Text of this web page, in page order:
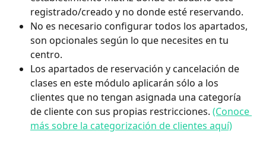
registrado/creado y no donde esté reservando.
No es necesario configurar todos los apartados,
son opcionales según lo que necesites en tu
centro.
Los apartados de reservación y cancelación de
clases en este módulo aplicarán sólo a los
clientes que no tengan asignada una categoría
de cliente con sus propias restricciones. (Conoce
más sobre la categorización de clientes aquí)